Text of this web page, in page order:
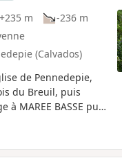
+235 m
-236 m
(Calvados)
de Pennedepie,
du Breuil, puis
à MAREE BASSE puis